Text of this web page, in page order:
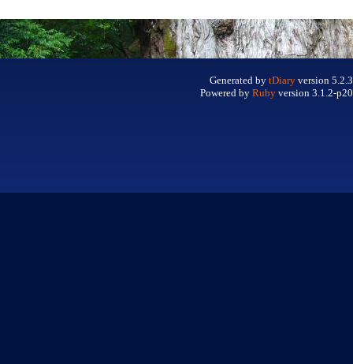
Generated by tDiary version 5.2.3
Powered by Ruby version 3.1.2-p20